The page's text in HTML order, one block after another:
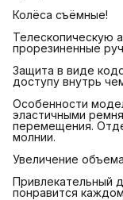
Колёса съёмные!
Телескопическую
прорезиненные
Защита в виде
доступу внутрь
Особенности
эластичными
перемещения.
молнии.
Увеличение
Привлекательный
понравится